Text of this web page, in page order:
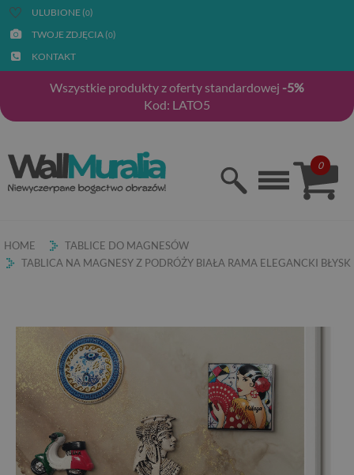
ULUBIONE (0)
TWOJE ZDJĘCIA (0)
KONTAKT
Wszystkie produkty z oferty standardowej -5%
Kod: LATO5
0
HOME
TABLICE DO MAGNESÓW
TABLICA NA MAGNESY Z PODRÓŻY BIAŁA RAMA ELEGANCKI BŁYSK